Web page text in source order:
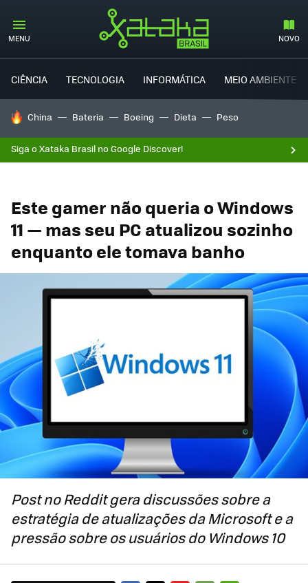
MENU NOVO
CIÊNCIA TECNOLOGIA INFORMÁTICA MEIO AMBIENTE
TENDÊNCIAS DO DIA
China Bateria Boeing Dieta Peso
Siga o Xataka Brasil no Google Discover!
Este gamer não queria o Windows
11 — mas seu PC atualizou sozinho
enquanto ele tomava banho
Post no Reddit gera discussões sobre a
estratégia de atualizações da Microsoft e a
pressão sobre os usuários do Windows 10